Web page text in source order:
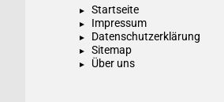
Startseite
Impressum
Datenschutzerklärung
Sitemap
Über uns